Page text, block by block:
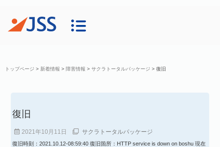
トップページ > 新着情報 > 障害情報 > サクラトータルパッケージ > 復旧
復旧
2021年10月11日 サクラトータルパッケージ
復旧時刻：2021.10.12-08:59:40 復旧箇所：HTTP service is down on boshu 現在